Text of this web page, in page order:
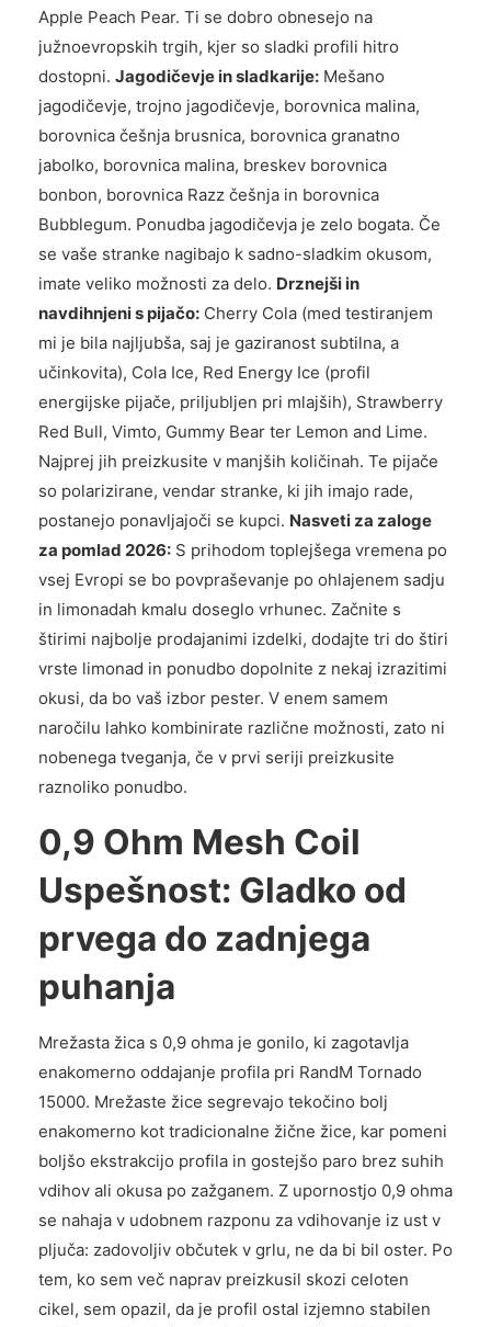
Apple Peach Pear. Ti se dobro obnesejo na
južnoevropskih trgih, kjer so sladki profili hitro
dostopni. Jagodičevje in sladkarije: Mešano
jagodičevje, trojno jagodičevje, borovnica malina,
borovnica češnja brusnica, borovnica granatno
jabolko, borovnica malina, breskev borovnica
bonbon, borovnica Razz češnja in borovnica
Bubblegum. Ponudba jagodičevja je zelo bogata. Če
se vaše stranke nagibajo k sadno-sladkim okusom,
imate veliko možnosti za delo. Drznejši in
navdihnjeni s pijačo: Cherry Cola (med testiranjem
mi je bila najljubša, saj je gaziranost subtilna, a
učinkovita), Cola Ice, Red Energy Ice (profil
energijske pijače, priljubljen pri mlajših), Strawberry
Red Bull, Vimto, Gummy Bear ter Lemon and Lime.
Najprej jih preizkusite v manjših količinah. Te pijače
so polarizirane, vendar stranke, ki jih imajo rade,
postanejo ponavljajoči se kupci. Nasveti za zaloge
za pomlad 2026: S prihodom toplejšega vremena po
vsej Evropi se bo povpraševanje po ohlajenem sadju
in limonadah kmalu doseglo vrhunec. Začnite s
štirimi najbolje prodajanimi izdelki, dodajte tri do štiri
vrste limonad in ponudbo dopolnite z nekaj izrazitimi
okusi, da bo vaš izbor pester. V enem samem
naročilu lahko kombinirate različne možnosti, zato ni
nobenega tveganja, če v prvi seriji preizkusite
raznoliko ponudbo.
0,9 Ohm Mesh Coil
Uspešnost: Gladko od
prvega do zadnjega
puhanja
Mrežasta žica s 0,9 ohma je gonilo, ki zagotavlja
enakomerno oddajanje profila pri RandM Tornado
15000. Mrežaste žice segrevajo tekočino bolj
enakomerno kot tradicionalne žične žice, kar pomeni
boljšo ekstrakcijo profila in gostejšo paro brez suhih
vdihov ali okusa po zažganem. Z upornostjo 0,9 ohma
se nahaja v udobnem razponu za vdihovanje iz ust v
pljuča: zadovoljiv občutek v grlu, ne da bi bil oster. Po
tem, ko sem več naprav preizkusil skozi celoten
cikel, sem opazil, da je profil ostal izjemno stabilen